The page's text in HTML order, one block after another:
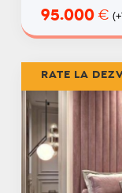
95.000 €
RATE LA